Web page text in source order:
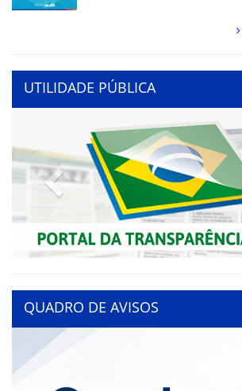
UTILIDADE PÚBLICA
Previous
QUADRO DE AVISOS